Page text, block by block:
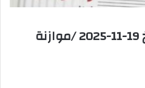
قرار رقم 22-2025 تاريخ 19-11-2025 /موازنة